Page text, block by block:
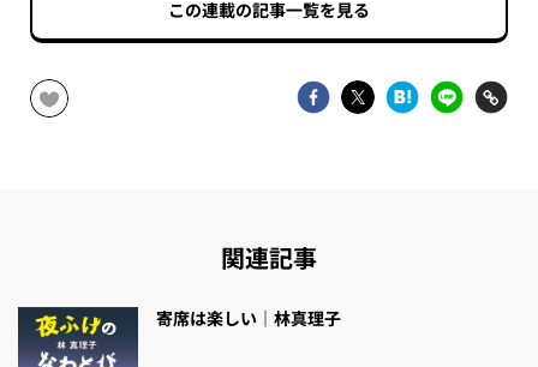
この連載の記事一覧を見る
関連記事
寄席は楽しい｜林真理子